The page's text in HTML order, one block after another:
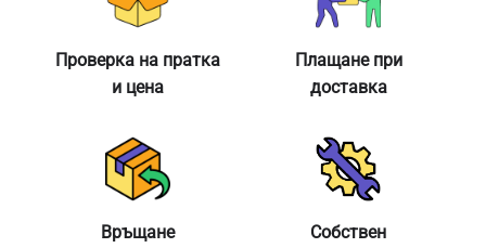
Проверка на пратка
и цена
Плащане при
доставка
Връщане
Собствен